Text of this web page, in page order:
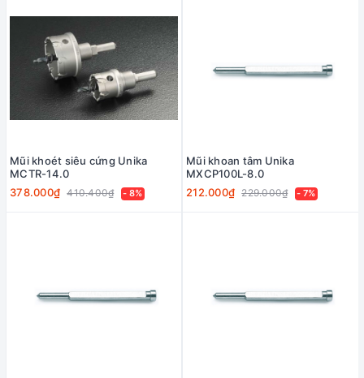
Mũi khoét siêu cứng Unika
MCTR-14.0
378.000₫ 410.400₫ - 8%
Mũi khoan tâm Unika
MXCP100L-8.0
212.000₫ 229.000₫ - 7%